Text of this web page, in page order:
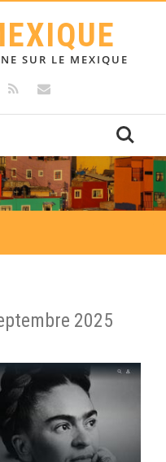
SUR LE MEXIQUE
2025